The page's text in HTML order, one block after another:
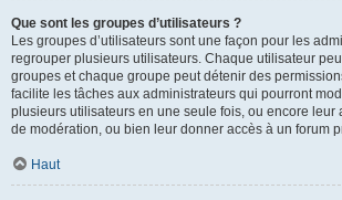
Que sont les groupes d’utilisateurs ?
Les groupes d’utilisateurs sont une façon pour les
regrouper plusieurs utilisateurs. Chaque utilisateur
groupes et chaque groupe peut détenir des
facilite les tâches aux administrateurs qui pourront
plusieurs utilisateurs en une seule fois, ou encore leur
de modération, ou bien leur donner accès à un forum
Haut